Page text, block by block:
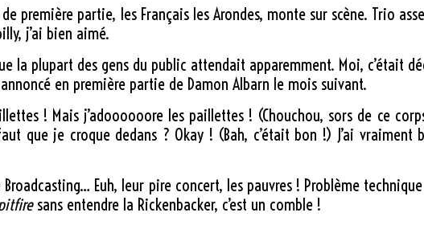
première partie, les Français les Arondes, monte sur scène. Trio
j’ai bien aimé.
la plupart des gens du public attendait apparemment. Moi, c’était
en première partie de Damon Albarn le mois suivant.
! Mais j’adoooooore les paillettes ! (Chouchou, sors de ce
que je croque dedans ? Okay ! (Bah, c’était bon !) J’ai
Broadcasting… Euh, leur pire concert, les pauvres ! Problème
sans entendre la Rickenbacker, c’est un comble !